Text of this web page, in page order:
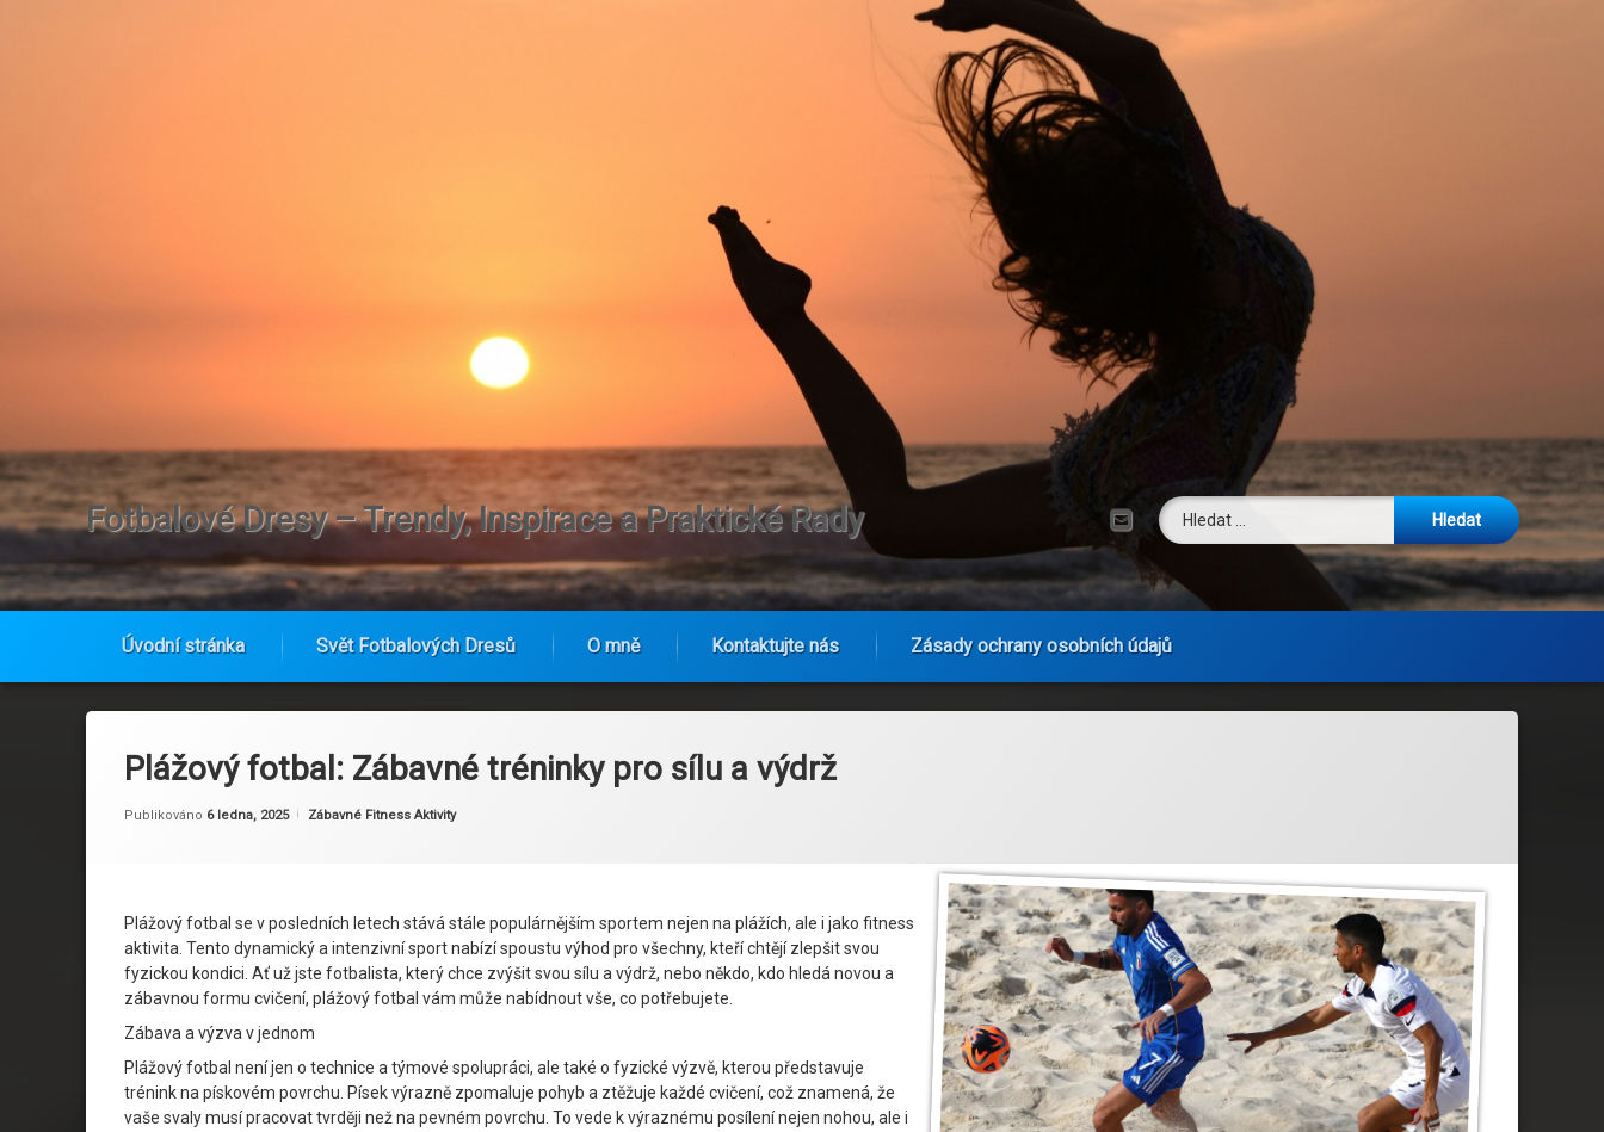
Fotbalové Dresy – Trendy, Inspirace a Praktické Rady Tel: E-mail
Vyhledávání
Úvodní stránka Svět Fotbalových Dresů O mně Kontaktujte nás Zásady ochrany osobních údajů
Plážový fotbal: Zábavné tréninky pro sílu a výdrž
Publikováno 6 ledna, 2025
Aktualizováno 6 ledna, 2025
Od Ruby
Kategorie:
Zábavné Fitness Aktivity
Plážový fotbal se v posledních letech stává stále populárnějším sportem nejen na plážích, ale i jako fitness
aktivita. Tento dynamický a intenzivní sport nabízí spoustu výhod pro všechny, kteří chtějí zlepšit svou
fyzickou kondici. Ať už jste fotbalista, který chce zvýšit svou sílu a výdrž, nebo někdo, kdo hledá novou a
zábavnou formu cvičení, plážový fotbal vám může nabídnout vše, co potřebujete.
Zábava a výzva v jednom
Plážový fotbal není jen o technice a týmové spolupráci, ale také o fyzické výzvě, kterou představuje
trénink na pískovém povrchu. Písek výrazně zpomaluje pohyb a ztěžuje každé cvičení, což znamená, že
vaše svaly musí pracovat tvrději než na pevném povrchu. To vede k výraznému posílení nejen nohou, ale i